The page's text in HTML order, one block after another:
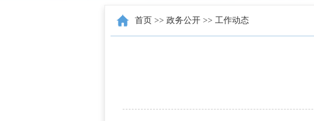
首页 >> 政务公开 >> 工作动态